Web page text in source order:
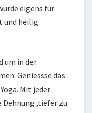
eigens für
und heilig
um in der
Geniessse das
Mit jeder
,tiefer zu